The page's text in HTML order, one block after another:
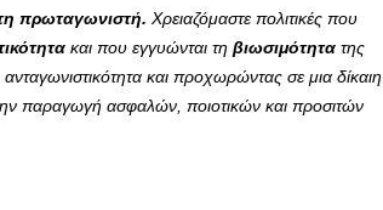
πρωταγωνιστή. Χρειαζόμαστε πολιτικές που
και που εγγυώνται τη βιωσιμότητα της
και προχωρώντας σε μια δίκαιη
παραγωγή ασφαλών, ποιοτικών και προσιτών